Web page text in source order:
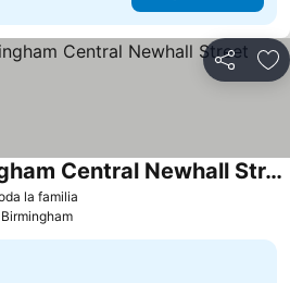
Compartir
la familia
Travelodge Birmingham Central Newhall Street
Birmingham